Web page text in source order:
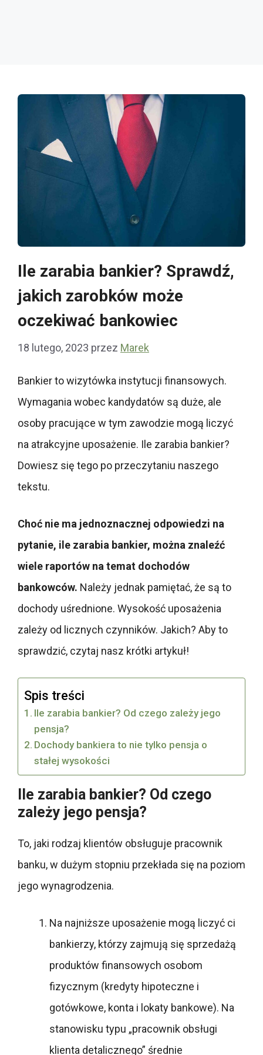
Ile zarabia bankier? Sprawdź,
jakich zarobków może
oczekiwać bankowiec
18 lutego, 2023 przez Marek
Bankier to wizytówka instytucji finansowych.
Wymagania wobec kandydatów są duże, ale
osoby pracujące w tym zawodzie mogą liczyć
na atrakcyjne uposażenie. Ile zarabia bankier?
Dowiesz się tego po przeczytaniu naszego
tekstu.
Choć nie ma jednoznacznej odpowiedzi na
pytanie, ile zarabia bankier, można znaleźć
wiele raportów na temat dochodów
bankowców. Należy jednak pamiętać, że są to
dochody uśrednione. Wysokość uposażenia
zależy od licznych czynników. Jakich? Aby to
sprawdzić, czytaj nasz krótki artykuł!
Spis treści
Ile zarabia bankier? Od czego zależy jego
pensja?
Dochody bankiera to nie tylko pensja o
stałej wysokości
Ile zarabia bankier? Od czego
zależy jego pensja?
To, jaki rodzaj klientów obsługuje pracownik
banku, w dużym stopniu przekłada się na poziom
jego wynagrodzenia.
Na najniższe uposażenie mogą liczyć ci
bankierzy, którzy zajmują się sprzedażą
produktów finansowych osobom
fizycznym (kredyty hipoteczne i
gotówkowe, konta i lokaty bankowe). Na
stanowisku typu „pracownik obsługi
klienta detalicznego” średnie